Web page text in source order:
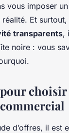
vous imposer
réalité. Et
transparents,
noire : vous
choisir
d’offres, il est